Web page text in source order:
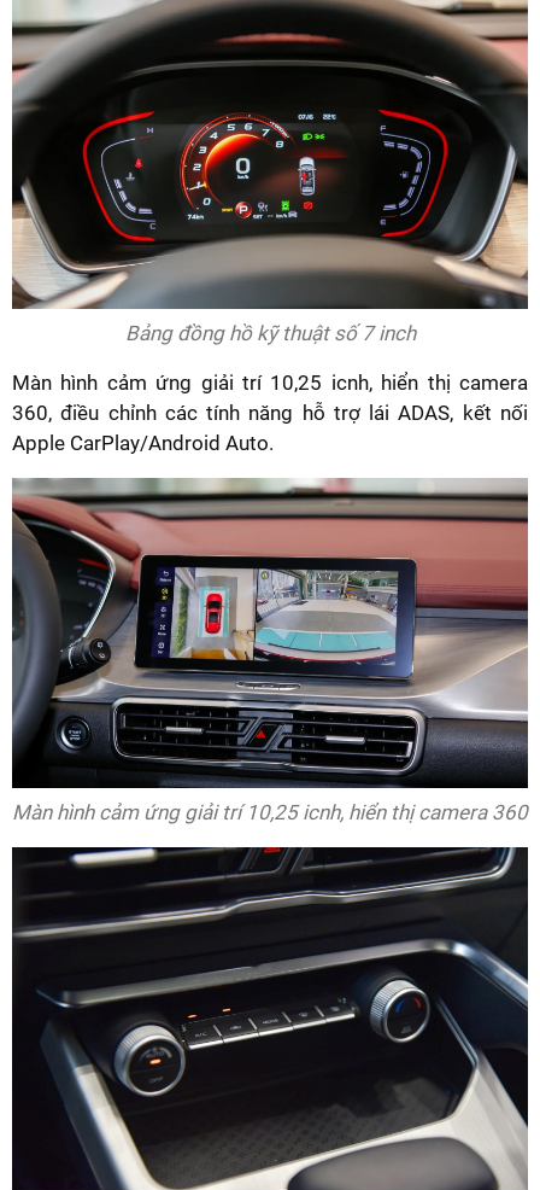
Bảng đồng hồ kỹ thuật số 7 inch
Màn hình cảm ứng giải trí 10,25 icnh, hiển thị camera
360, điều chỉnh các tính năng hỗ trợ lái ADAS, kết nối
Apple CarPlay/Android Auto.
Màn hình cảm ứng giải trí 10,25 icnh, hiển thị camera 360